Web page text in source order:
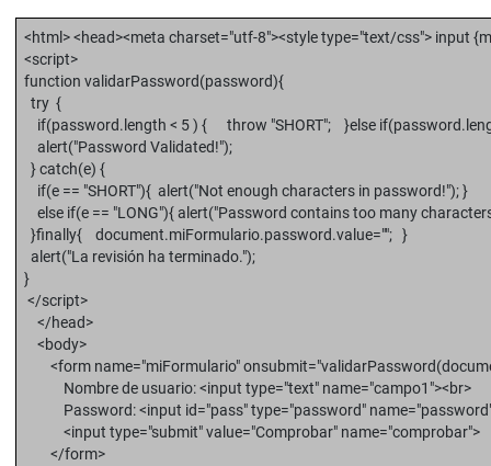
<html> <head><meta charset="utf-8"><style type="text/css"> input
<script>
function validarPassword(password){
try {
if(password.length < 5 ) { throw "SHORT"; }else
alert("Password Validated!");
} catch(e) {
if(e == "SHORT"){ alert("Not enough characters in password!"); }
else if(e == "LONG"){ alert("Password contains too many
}finally{ document.miFormulario.password.value=""; }
alert("La revisión ha terminado.");
}
</script>
</head>
<body>
<form name="miFormulario"
Nombre de usuario: <input type="text" name="campo1"><br>
Password: <input id="pass" type="password"
<input type="submit" value="Comprobar" name="comprobar">
</form>